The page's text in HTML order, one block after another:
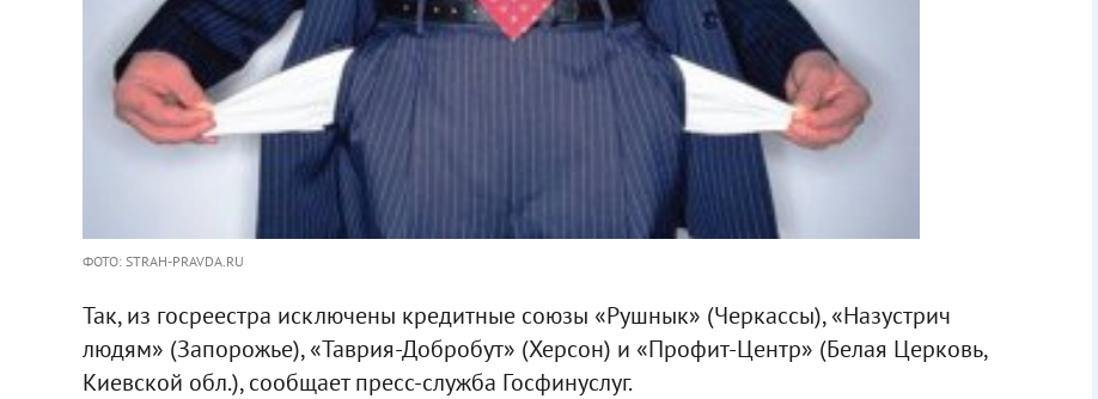
ФОТО: STRAH-PRAVDA.RU
Так, из госреестра исключены кредитные союзы «Рушнык» (Черкассы), «Назустрич
людям» (Запорожье), «Таврия-Добробут» (Херсон) и «Профит-Центр» (Белая Церковь,
Киевской обл.), сообщает пресс-служба Госфинуслуг.